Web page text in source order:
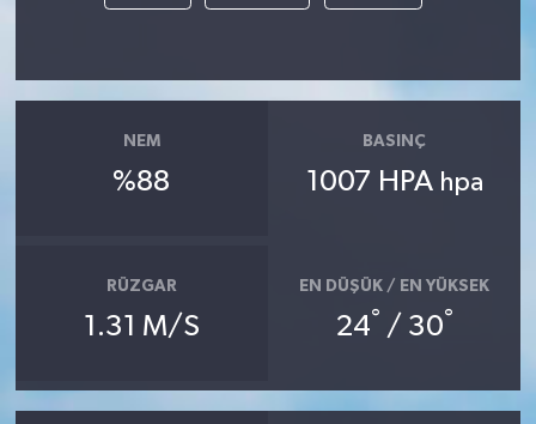
NEM
%88
BASINÇ
1007 HPA hpa
RÜZGAR
1.31 M/S
EN DÜŞÜK / EN YÜKSEK
24° / 30°